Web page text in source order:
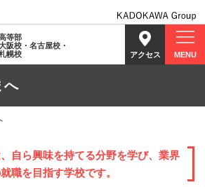
等部
阪校・名古屋校・
幌校
MENU
アクセス
へ
自ら興味を持てる分野を学び、業界
職を目指す学校です。